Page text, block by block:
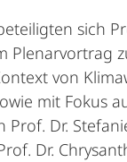
sich
Plenarvortrag
von
mit Fokus
Prof. Dr.
Dr.